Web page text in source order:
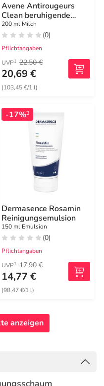
Avene Antirougeurs
Clean beruhigende
Reinigungsmilch
200 ml Milch
(0)
Pflichtangaben
UVP1 22,50 €
20,69 €
(103,45 €/1 l)
-17%3
Dermasence Rosamin
Reinigungsemulsion
150 ml Emulsion
(0)
Pflichtangaben
UVP1 17,90 €
14,77 €
(98,47 €/1 l)
anzeigen